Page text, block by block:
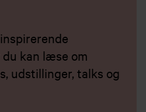
kan læse om
udstillinger, talks og